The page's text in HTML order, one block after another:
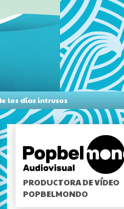
los días intrusos
PRODUCTORA DE VÍDEO
POPBELMONDO